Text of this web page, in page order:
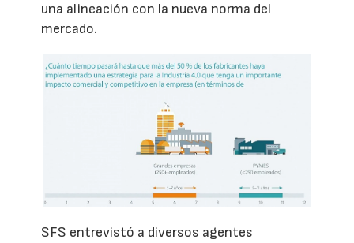
una alineación con la nueva norma del
mercado.
SFS entrevistó a diversos agentes